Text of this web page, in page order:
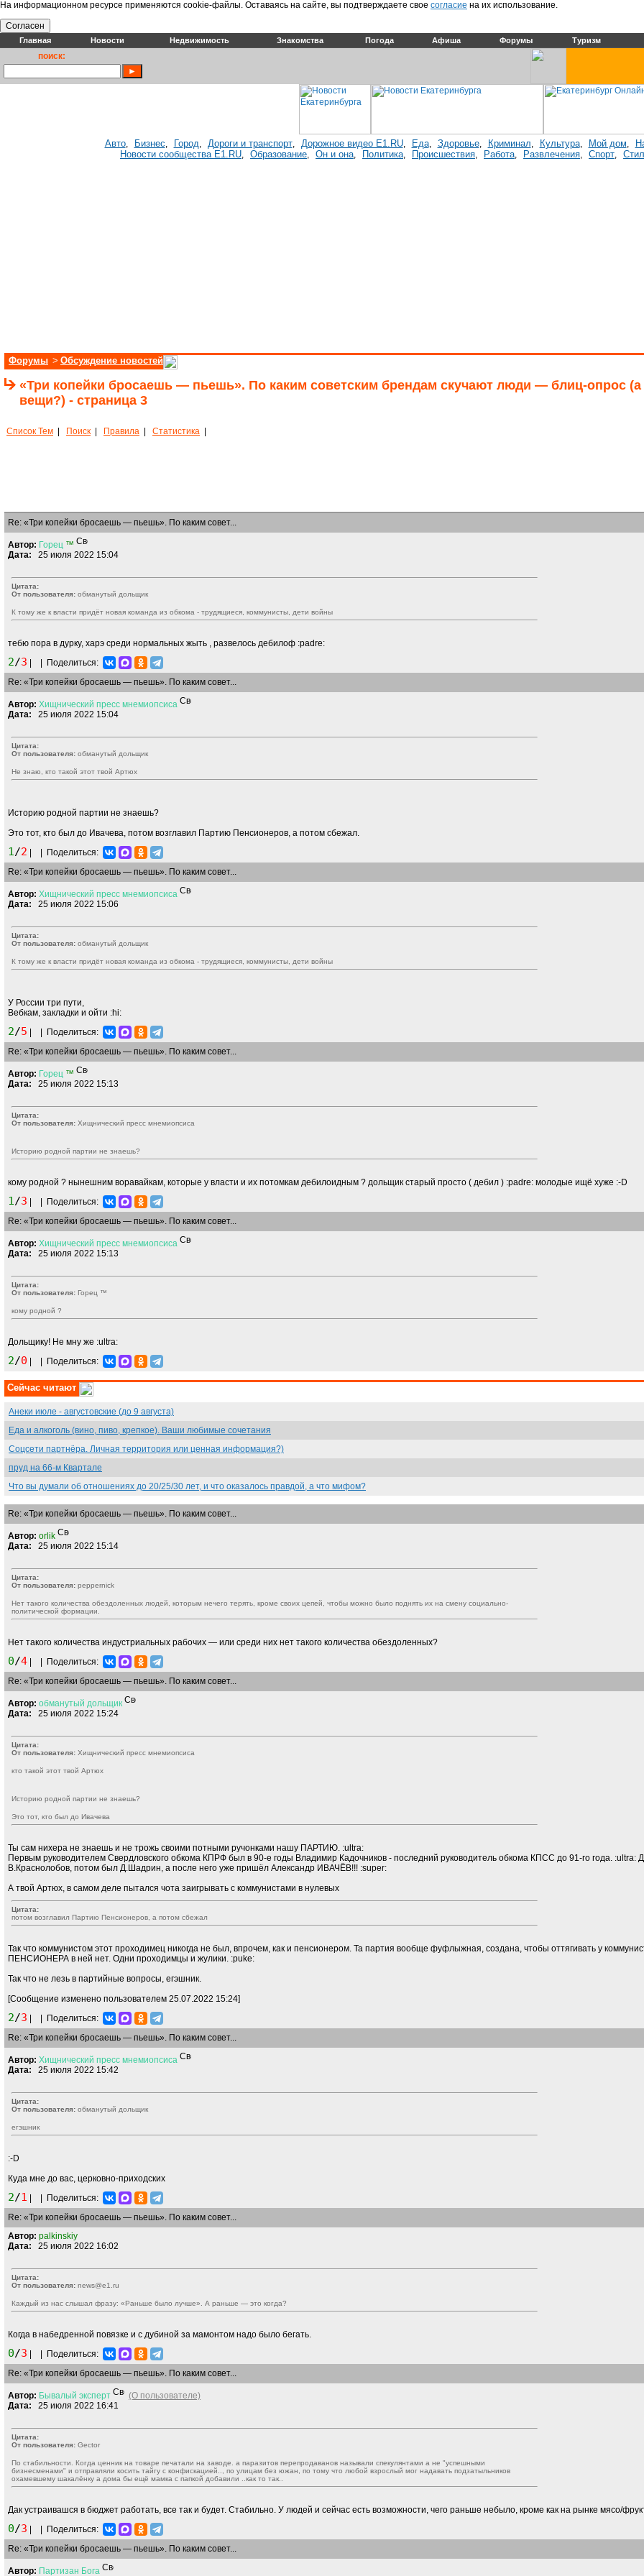
На информационном ресурсе применяются cookie-файлы. Оставаясь на сайте, вы подтверждаете свое согласие на их использование.
Согласен
Главная Новости Недвижимость Знакомства Погода Афиша Форумы Туризм
поиск:
Авто, Бизнес, Город, Дороги и транспорт, Дорожное видео E1.RU, Еда, Здоровье, Криминал, Культура, Мой дом,
Новости сообщества E1.RU, Образование, Он и она, Политика, Происшествия, Работа, Развлечения, Спорт,
Форумы > Обсуждение новостей
«Три копейки бросаешь — пьешь». По каким советским брендам скучают люди — блиц-опрос
вещи?) - страница 3
Список Тем Поиск Правила Статистика
Re: «Три копейки бросаешь — пьешь». По каким совет...
Автор: Горец ™
Дата: 25 июля 2022 15:04
Цитата:
От пользователя: обманутый дольщик
К тому же к власти придёт новая команда из обкома - трудящиеся, коммунисты, дети войны
тебю пора в дурку, харэ среди нормальных жыть , развелось дебилоф :padre:
2/3
Поделиться:
Re: «Три копейки бросаешь — пьешь». По каким совет...
Автор: Хищнический пресс мнемиопсиса
Дата: 25 июля 2022 15:04
Цитата:
От пользователя: обманутый дольщик
Не знаю, кто такой этот твой Артюх
Историю родной партии не знаешь?
Это тот, кто был до Ивачева, потом возглавил Партию Пенсионеров, а потом сбежал.
1/2
Поделиться:
Re: «Три копейки бросаешь — пьешь». По каким совет...
Автор: Хищнический пресс мнемиопсиса
Дата: 25 июля 2022 15:06
Цитата:
От пользователя: обманутый дольщик
К тому же к власти придёт новая команда из обкома - трудящиеся, коммунисты, дети войны
У России три пути,
Вебкам, закладки и ойти :hi:
2/5
Поделиться:
Re: «Три копейки бросаешь — пьешь». По каким совет...
Автор: Горец ™
Дата: 25 июля 2022 15:13
Цитата:
От пользователя: Хищнический пресс мнемиопсиса
Историю родной партии не знаешь?
кому родной ? нынешним воравайкам, которые у власти и их потомкам дебилоидным ? дольщик старый просто ( дебил ) :padre: молодые ищё хуже :-D
1/3
Поделиться:
Re: «Три копейки бросаешь — пьешь». По каким совет...
Автор: Хищнический пресс мнемиопсиса
Дата: 25 июля 2022 15:13
Цитата:
От пользователя: Горец ™
кому родной ?
Дольщику! Не мну же :ultra:
2/0 Поделиться:
Сейчас читают
Анеки июле - августовские (до 9 августа)
Еда и алкоголь (вино, пиво, крепкое). Ваши любимые сочетания
Соцсети партнёра. Личная территория или ценная информация?)
пруд на 66-м Квартале
Что вы думали об отношениях до 20/25/30 лет, и что оказалось правдой, а что мифом?
Re: «Три копейки бросаешь — пьешь». По каким совет...
Автор: orlik
Дата: 25 июля 2022 15:14
Цитата:
От пользователя: peppernick
Нет такого количества обездоленных людей, которым нечего терять, кроме своих цепей, чтобы можно было поднять их на смену социально-
политической формации.
Нет такого количества индустриальных рабочих — или среди них нет такого количества обездоленных?
0/4
Поделиться:
Re: «Три копейки бросаешь — пьешь». По каким совет...
Автор: обманутый дольщик
Дата: 25 июля 2022 15:24
Цитата:
От пользователя: Хищнический пресс мнемиопсиса
кто такой этот твой Артюх
Историю родной партии не знаешь?
Это тот, кто был до Ивачева
Ты сам нихера не знаешь и не трожь своими потными ручонками нашу ПАРТИЮ. :ultra:
Первым руководителем Свердловского обкома КПРФ был в 90-е годы Владимир Кадочников - последний руководитель обкома КПСС до 91-го года. :ultra:
В.Краснолобов, потом был Д.Шадрин, а после него уже пришёл Александр ИВАЧЁВ!!! :super:
А твой Артюх, в самом деле пытался чота заигрывать с коммунистами в нулевых
Цитата:
потом возглавил Партию Пенсионеров, а потом сбежал
Так что коммунистом этот проходимец никогда не был, впрочем, как и пенсионером. Та партия вообще фуфлыжная, создана, чтобы оттягивать у
ПЕНСИОНЕРА в ней нет. Одни проходимцы и жулики. :puke:
Так что не лезь в партийные вопросы, егэшник.
[Сообщение изменено пользователем 25.07.2022 15:24]
2/3
Поделиться:
Re: «Три копейки бросаешь — пьешь». По каким совет...
Автор: Хищнический пресс мнемиопсиса
Дата: 25 июля 2022 15:42
Цитата:
От пользователя: обманутый дольщик
егэшник
:-D
Куда мне до вас, церковно-приходских
2/1
Поделиться:
Re: «Три копейки бросаешь — пьешь». По каким совет...
Автор: palkinskiy
Дата: 25 июля 2022 16:02
Цитата:
От пользователя: news@e1.ru
Каждый из нас слышал фразу: «Раньше было лучше». А раньше — это когда?
Когда в набедренной повязке и с дубиной за мамонтом надо было бегать.
0/3
Поделиться:
Re: «Три копейки бросаешь — пьешь». По каким совет...
Автор: Бывалый эксперт
(О пользователе)
Дата: 25 июля 2022 16:41
Цитата:
От пользователя: Gector
По стабильности. Когда ценник на товаре печатали на заводе. а паразитов перепродаванов называли спекулянтами а не "успешными
бизнесменами" и отправляли косить тайгу с конфискацией.., по улицам без южан, по тому что любой взрослый мог надавать подзатыльников
охамевшему шакалёнку а дома бы ещё мамка с папкой добавили ..как то так..
Дак устраивашся в бюджет работать, все так и будет. Стабильно. У людей и сейчас есть возможности, чего раньше небыло, кроме как на рынке мясо/
0/3
Поделиться:
Re: «Три копейки бросаешь — пьешь». По каким совет...
Автор: Партизан Бога